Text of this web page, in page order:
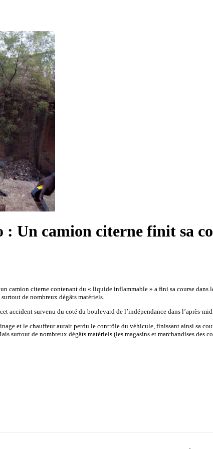
: Un camion citerne finit sa
camion citerne contenant du « liquide inflammable » a fini sa course
de nombreux dégâts matériels.
accident survenu du coté du boulevard de l’indépendance dans l’après-
et le chauffeur aurait perdu le contrôle du véhicule, finissant ainsi sa
surtout de nombreux dégâts matériels (les magasins et marchandises des